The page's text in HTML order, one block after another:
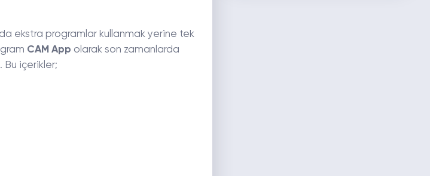
ekstra programlar kullanmak yerine tek
CAM App olarak son zamanlarda
. Bu içerikler;